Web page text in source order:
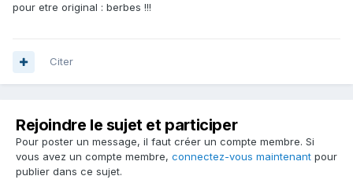
pour etre original : berbes !!!
Citer
Rejoindre le sujet et participer
Pour poster un message, il faut créer un compte membre. Si
vous avez un compte membre, connectez-vous maintenant pour
publier dans ce sujet.